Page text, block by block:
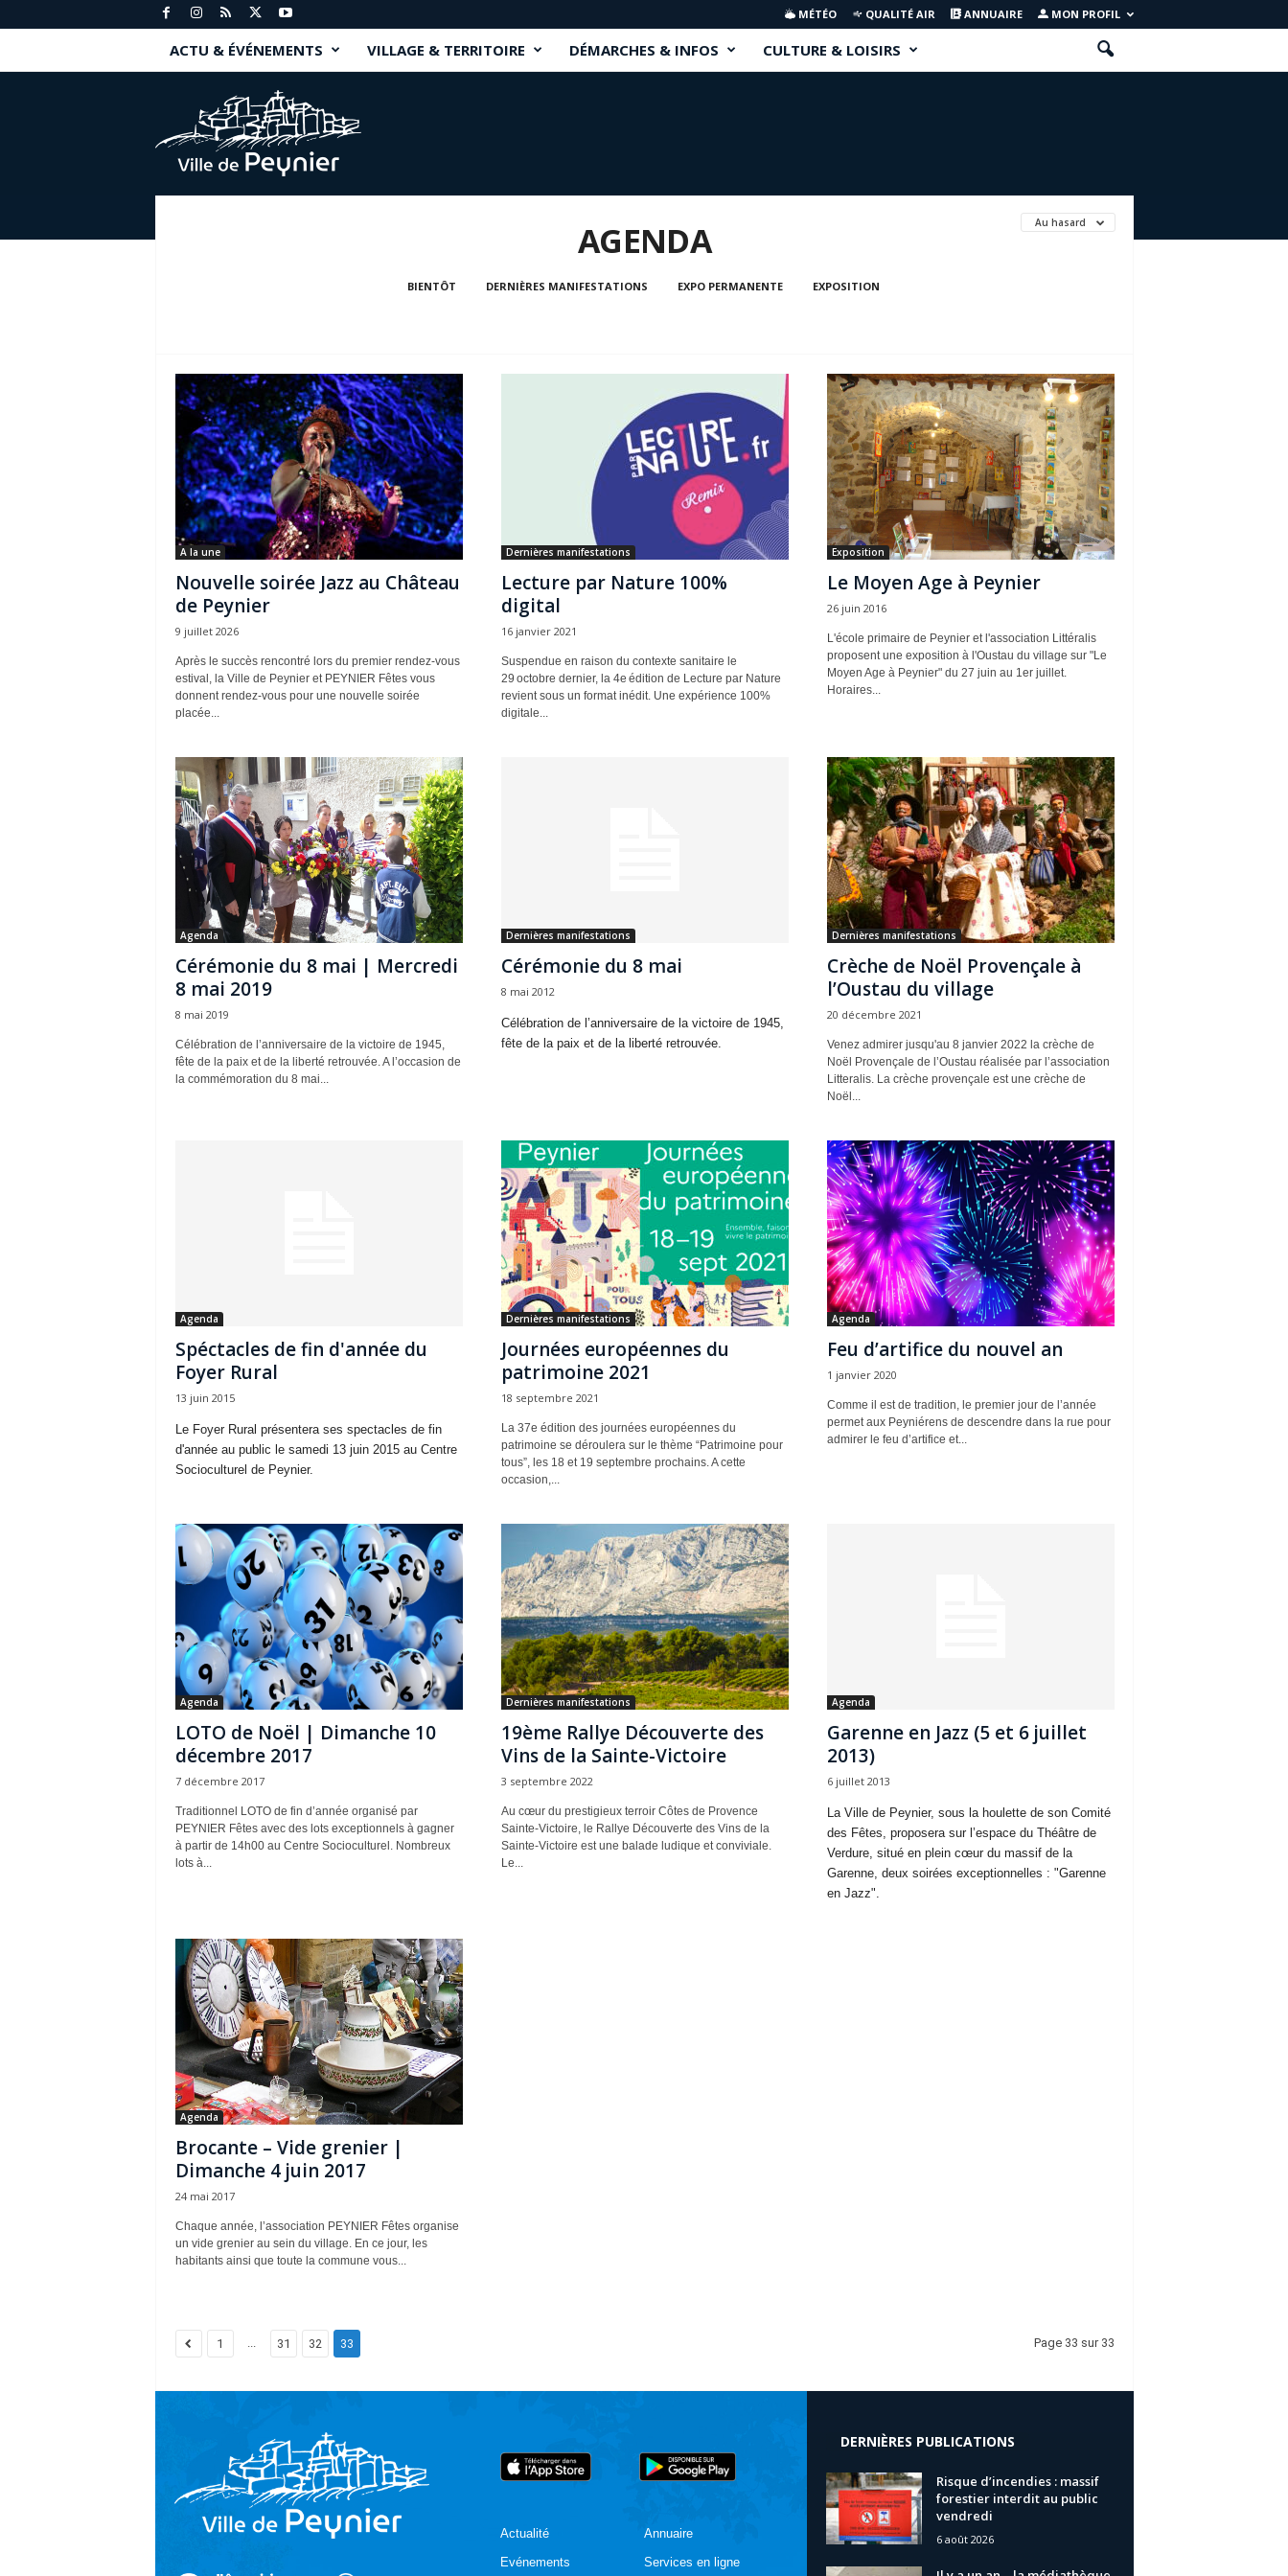
MÉTÉO QUALITÉ AIR ANNUAIRE MON PROFIL
ACTU & ÉVÉNEMENTS VILLAGE & TERRITOIRE DÉMARCHES & INFOS CULTURE & LOISIRS
n
Au hasard
AGENDA
BIENTÔT DERNIÈRES MANIFESTATIONS EXPO PERMANENTE EXPOSITION
A la une
Nouvelle soirée Jazz au Château
de Peynier
9 juillet 2026
Après le succès rencontré lors du premier rendez-vous
estival, la Ville de Peynier et PEYNIER Fêtes vous
donnent rendez-vous pour une nouvelle soirée
placée...
Dernières manifestations
Lecture par Nature 100%
digital
16 janvier 2021
Suspendue en raison du contexte sanitaire le
29 octobre dernier, la 4e édition de Lecture par Nature
revient sous un format inédit. Une expérience 100%
digitale...
Exposition
Le Moyen Age à Peynier
26 juin 2016
L'école primaire de Peynier et l'association Littéralis
proposent une exposition à l'Oustau du village sur "Le
Moyen Age à Peynier" du 27 juin au 1er juillet.
Horaires...
Agenda
Cérémonie du 8 mai | Mercredi
8 mai 2019
8 mai 2019
Célébration de l’anniversaire de la victoire de 1945,
fête de la paix et de la liberté retrouvée. A l’occasion de
la commémoration du 8 mai...
Dernières manifestations
Cérémonie du 8 mai
8 mai 2012
Célébration de l’anniversaire de la victoire de 1945,
fête de la paix et de la liberté retrouvée.
Dernières manifestations
Crèche de Noël Provençale à
l’Oustau du village
20 décembre 2021
Venez admirer jusqu'au 8 janvier 2022 la crèche de
Noël Provençale de l’Oustau réalisée par l’association
Litteralis. La crèche provençale est une crèche de
Noël...
Agenda
Spéctacles de fin d'année du
Foyer Rural
13 juin 2015
Le Foyer Rural présentera ses spectacles de fin
d'année au public le samedi 13 juin 2015 au Centre
Socioculturel de Peynier.
Dernières manifestations
Journées européennes du
patrimoine 2021
18 septembre 2021
La 37e édition des journées européennes du
patrimoine se déroulera sur le thème “Patrimoine pour
tous”, les 18 et 19 septembre prochains. A cette
occasion,...
Agenda
Feu d’artifice du nouvel an
1 janvier 2020
Comme il est de tradition, le premier jour de l’année
permet aux Peyniérens de descendre dans la rue pour
admirer le feu d’artifice et...
Agenda
LOTO de Noël | Dimanche 10
décembre 2017
7 décembre 2017
Traditionnel LOTO de fin d’année organisé par
PEYNIER Fêtes avec des lots exceptionnels à gagner
à partir de 14h00 au Centre Socioculturel. Nombreux
lots à...
Dernières manifestations
19ème Rallye Découverte des
Vins de la Sainte-Victoire
3 septembre 2022
Au cœur du prestigieux terroir Côtes de Provence
Sainte-Victoire, le Rallye Découverte des Vins de la
Sainte-Victoire est une balade ludique et conviviale.
Le...
Agenda
Garenne en Jazz (5 et 6 juillet
2013)
6 juillet 2013
La Ville de Peynier, sous la houlette de son Comité
des Fêtes, proposera sur l’espace du Théâtre de
Verdure, situé en plein cœur du massif de la
Garenne, deux soirées exceptionnelles : "Garenne
en Jazz".
Agenda
Brocante – Vide grenier |
Dimanche 4 juin 2017
24 mai 2017
Chaque année, l’association PEYNIER Fêtes organise
un vide grenier au sein du village. En ce jour, les
habitants ainsi que toute la commune vous...
1 ... 31 32 33 Page 33 sur 33
Actualité
Evénements
Annuaire
Services en ligne
DERNIÈRES PUBLICATIONS
Risque d’incendies : massif
forestier interdit au public
vendredi
6 août 2026